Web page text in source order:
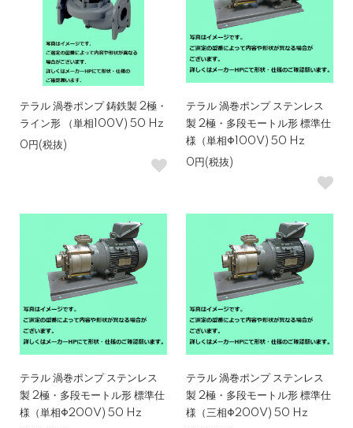
テラル 渦巻ポンプ 鋳鉄製 2極・
ライン形 （単相100V) 50 Hz
0円(税抜)
テラル 渦巻ポンプ ステンレス
製 2極・多段モートル形 標準仕
様（単相Φ100V) 50 Hz
0円(税抜)
テラル 渦巻ポンプ ステンレス
製 2極・多段モートル形 標準仕
様（単相Φ200V) 50 Hz
テラル 渦巻ポンプ ステンレス
製 2極・多段モートル形 標準仕
様（三相Φ200V) 50 Hz